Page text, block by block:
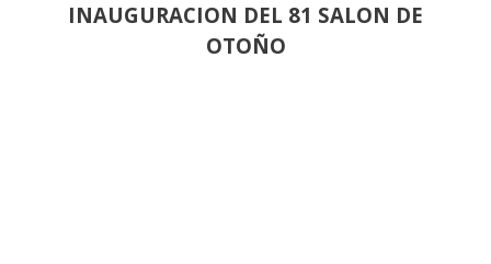
INAUGURACION DEL 81 SALON DE
OTOÑO